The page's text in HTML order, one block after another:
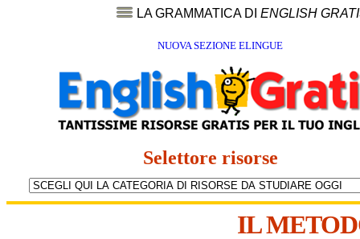
LA GRAMMATICA DI ENGLISH
NUOVA SEZIONE ELINGUE
Selettore risorse
IL